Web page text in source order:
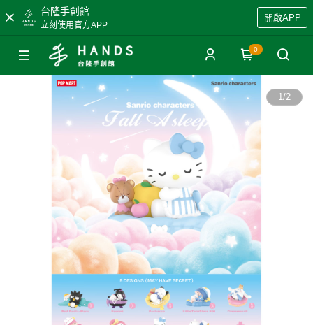
台隆手創館
立刻使用官方APP
開啟APP
0
1/2